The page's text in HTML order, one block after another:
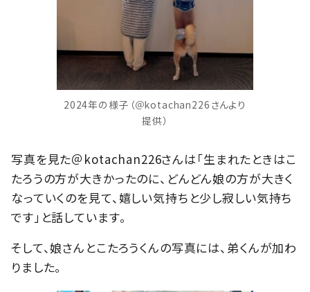
2024年の様子（＠kotachan226さんより
提供）
写真を見た＠kotachan226さんは「生まれたときはこ
たろうの方が大きかったのに、どんどん娘の方が大きく
なっていくのを見て、嬉しい気持ちと少し寂しい気持ち
です」と話しています。
そして、娘さんとこたろうくんの写真には、弟くんが加わ
りました。